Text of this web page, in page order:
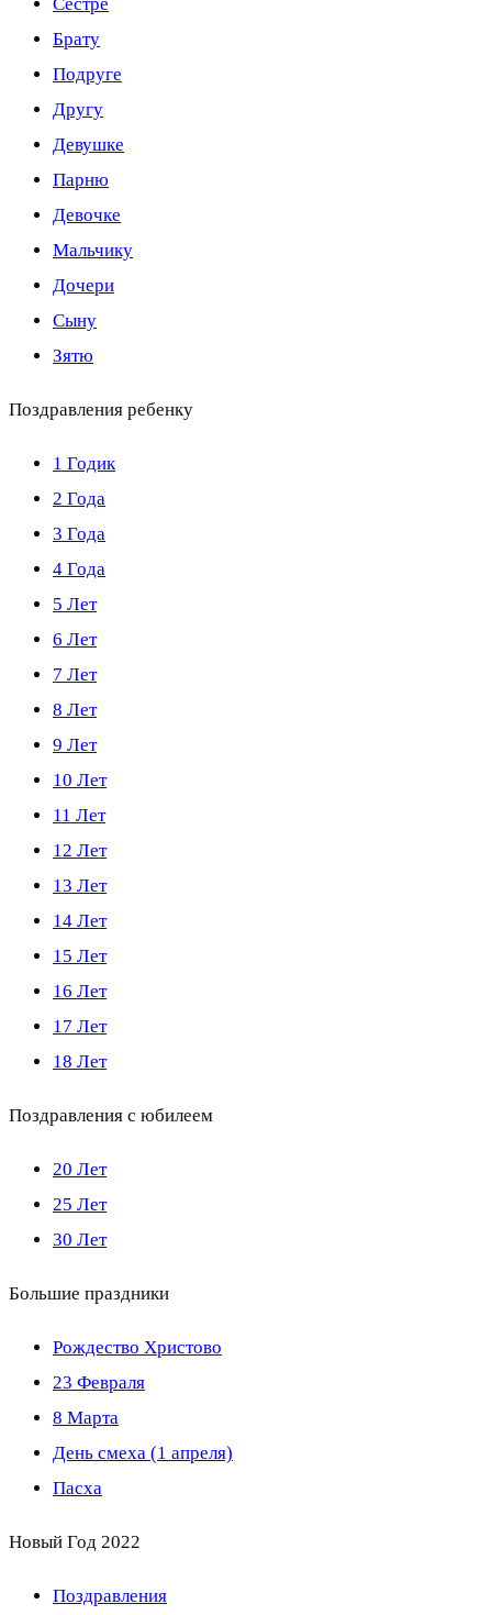
Брату
Подруге
Другу
Девушке
Парню
Девочке
Мальчику
Дочери
Сыну
Зятю
Поздравления ребенку
1 Годик
2 Года
3 Года
4 Года
5 Лет
6 Лет
7 Лет
8 Лет
9 Лет
10 Лет
11 Лет
12 Лет
13 Лет
14 Лет
15 Лет
16 Лет
17 Лет
18 Лет
Поздравления с юбилеем
20 Лет
25 Лет
30 Лет
Большие праздники
Рождество Христово
23 Февраля
8 Марта
День смеха (1 апреля)
Пасха
Новый Год 2022
Поздравления